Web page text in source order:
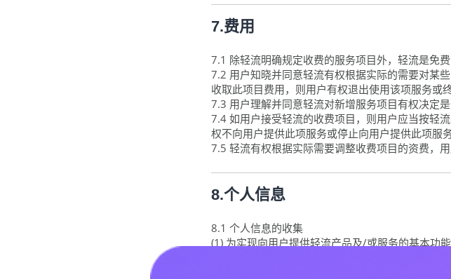
7.费用
7.1 除轻流明确规定收费的服务项目外，轻流是免费
7.2 用户知晓并同意轻流有权根据实际的需要对某
收取此项目费用，则用户有权退出使用该项服务或
7.3 用户理解并同意轻流对新增服务项目有权决定
7.4 如用户接受轻流的收费项目，则用户应当按轻
权不向用户提供此项服务或停止向用户提供此项服务
7.5 轻流有权根据实际需要调整收费项目的资费，
8.个人信息
8.1 个人信息的收集
(1) 为实现向用户提供轻流产品及/或服务的基本功